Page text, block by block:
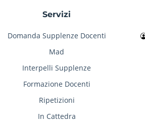
Servizi
Domanda Supplenze Docenti
Mad
Interpelli Supplenze
Formazione Docenti
Ripetizioni
In Cattedra